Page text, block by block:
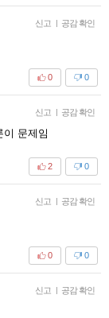
신고 | 공감 확인
0
0
신고 | 공감 확인
문제임
0
2
신고 | 공감 확인
0
0
신고 | 공감 확인